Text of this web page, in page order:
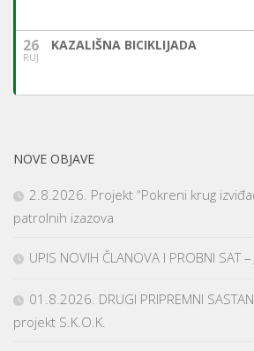
26
RUJ
KAZALIŠNA BICIKLIJADA
NOVE OBJAVE
2.8.2026. Projekt “Pokreni krug
patrolnih izazova
UPIS NOVIH ČLANOVA I PROBNI SAT –
01.8.2026. DRUGI PRIPREMNI
projekt S.K.O.K.